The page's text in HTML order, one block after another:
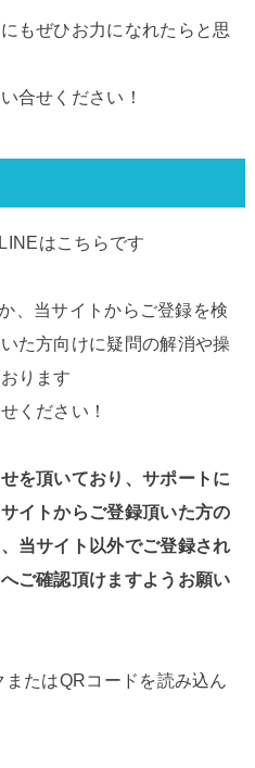
もぜひお力になれたらと思
合せください！
はこちらです
、当サイトからご登録を検
た方向けに疑問の解消や操
ります
ください！
を頂いており、サポートに
イトからご登録頂いた方の
当サイト以外でご登録され
ご確認頂けますようお願い
たはQRコードを読み込ん